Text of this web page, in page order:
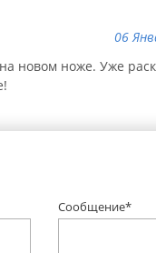
06
новом ноже. Уже
Сообщение*